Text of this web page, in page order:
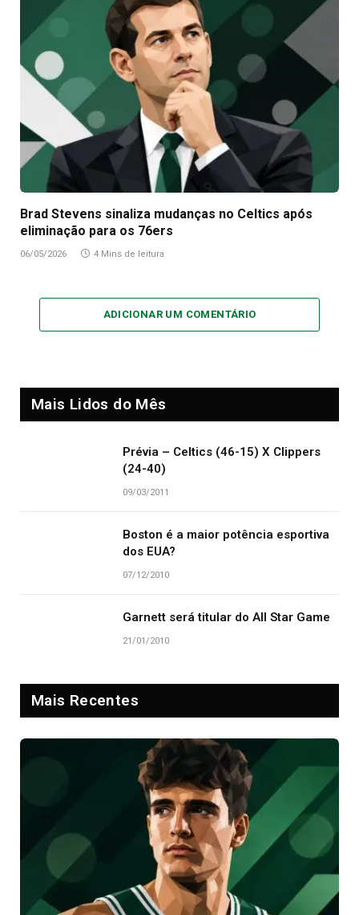
Brad Stevens sinaliza mudanças no Celtics após
eliminação para os 76ers
06/05/2026 4 Mins de leitura
ADICIONAR UM COMENTÁRIO
Mais Lidos do Mês
Prévia – Celtics (46-15) X Clippers
(24-40)
09/03/2011
Boston é a maior potência esportiva
dos EUA?
07/12/2010
Garnett será titular do All Star Game
21/01/2010
Mais Recentes